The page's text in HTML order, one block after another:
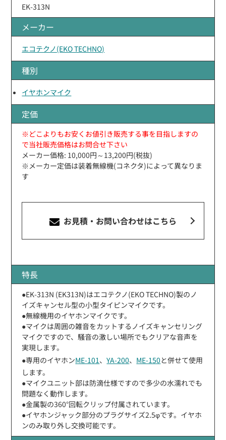
EK-313N
メーカー
エコテクノ(EKO TECHNO)
種別
イヤホンマイク
定価
※どこよりもお安くお値引き販売する事を目指しますの
で当社販売価格はお問合せ下さい
メーカー価格: 10,000円～13,200円(税抜)
※メーカー定価は装着無線機(コネクタ)によって異なりま
す
お見積・お問い合わせはこちら
特長
●EK-313N (EK313N)はエコテクノ(EKO TECHNO)製のノ
イズキャンセル型の小型タイピンマイクです。
●無線機用のイヤホンマイクです。
●マイクは周囲の雑音をカットするノイズキャンセリング
マイクですので、騒音の激しい場所でもクリアな音声を
実現します。
●専用のイヤホンME-101 、YA-200、 ME-150と併せて使用
します。
●マイクユニット部は防滴仕様ですので多少の水濡れでも
問題なく動作します。
●金属製の360°回転クリップ付属されています。
●イヤホンジャック部分のプラグサイズ2.5φです。イヤホ
ンのみ取り外し交換可能です。